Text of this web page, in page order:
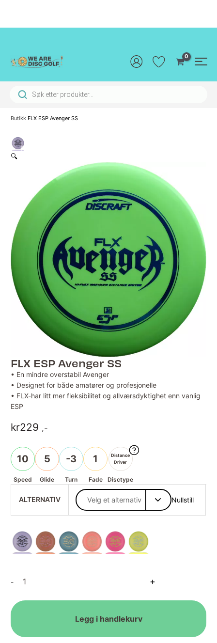
innholdet
Products search
Butikk FLX ESP Avenger SS
🔍
FLX ESP Avenger SS
• En mindre overstabil Avenger
• Designet for både amatører og profesjonelle
• FLX-har litt mer fleksibilitet og allværsdyktighet enn vanlig
ESP
kr229 ,-
10
Speed
5
Glide
-3
Turn
1
Fade
Distance
Driver
Disctype
ALTERNATIV Nullstill
-
ESP
SS
+
Legg i handlekurv